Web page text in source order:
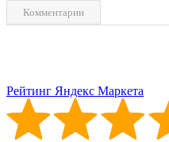
Комментарии
Рейтинг Яндекс Маркета